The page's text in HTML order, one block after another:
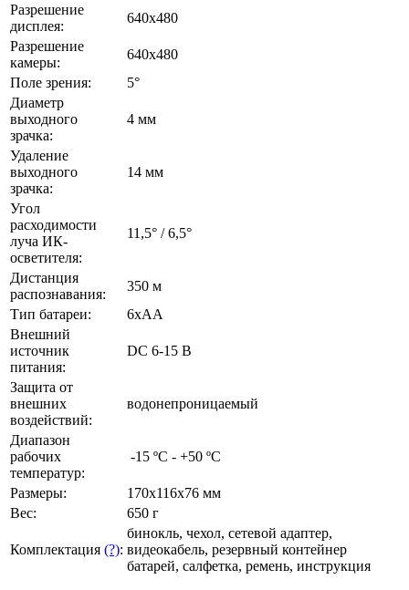
Разрешение
дисплея:
640x480
Разрешение
камеры:
640x480
Поле зрения:
5°
Диаметр
выходного
зрачка:
4 мм
Удаление
выходного
зрачка:
14 мм
Угол
расходимости
луча ИК-
осветителя:
11,5° / 6,5°
Дистанция
распознавания:
350 м
Тип батареи:
6xAA
Внешний
источник
питания:
DC 6-15 В
Защита от
внешних
воздействий:
водонепроницаемый
Диапазон
рабочих
температур:
-15 ºС - +50 ºС
Размеры:
170x116x76 мм
Вес:
650 г
Комплектация (?):
бинокль, чехол, сетевой адаптер,
видеокабель, резервный контейнер
батарей, салфетка, ремень, инструкция